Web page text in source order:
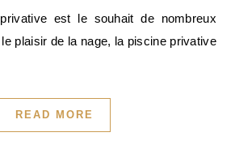
plaisir de la nage, la piscine privative
READ MORE